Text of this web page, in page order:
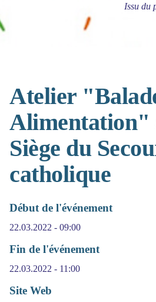
Issu du
Atelier
Alimentation"
Siège du
catholique
Début de l'événement
22.03.2022 - 09:00
Fin de l'événement
22.03.2022 - 11:00
Site Web